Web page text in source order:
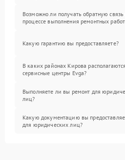
Возможно ли получать обратную связь
процессе выполнения ремонтных
Какую гарантию вы предоставляете?
В каких районах Кирова располагаются
сервисные центры Evga?
Выполняете ли вы ремонт для
лиц?
Какую документацию вы
для юридических лиц?